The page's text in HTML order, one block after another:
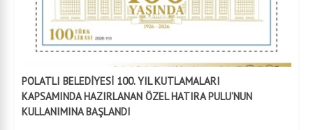
POLATLI BELEDİYESİ 100. YIL KUTLAMALARI
KAPSAMINDA HAZIRLANAN ÖZEL HATIRA PULU’NUN
KULLANIMINA BAŞLANDI